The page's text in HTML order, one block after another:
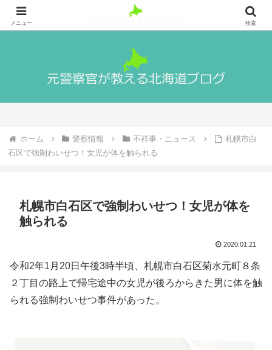
札幌出身の元警察官が警察官になる方法や実際の生活、北海道の魅力や観光地
ホーム 警察情報 不祥事・ニュース
札幌市白
石区で強制わいせつ！女児が体を触られる
札幌市白石区で強制わいせつ！女児が体を
触られる
2020.01.21
令和2年1月20日午後3時半頃、札幌市白石区菊水元町８条
２丁目の路上で帰宅途中の女児が後ろからきた男に体を触
られる強制わいせつ事件があった。
メニュー 検索